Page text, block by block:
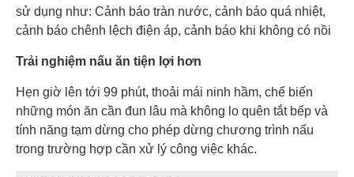
sử dụng như: Cảnh báo tràn nước, cảnh báo quá nhiệt,
cảnh báo chênh lệch điện áp, cảnh báo khi không có nồi
Trải nghiệm nấu ăn tiện lợi hơn
Hẹn giờ lên tới 99 phút, thoải mái ninh hầm, chế biến
những món ăn cần đun lâu mà không lo quên tắt bếp và
tính năng tạm dừng cho phép dừng chương trình nấu
trong trường hợp cần xử lý công việc khác.